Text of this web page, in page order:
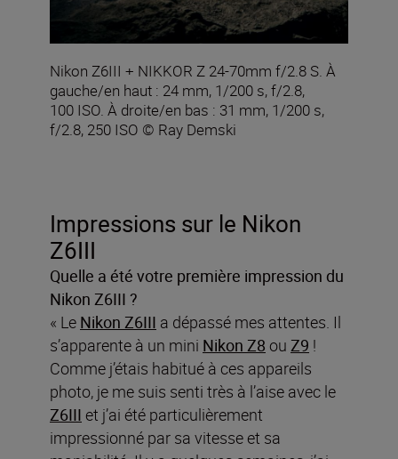
Nikon Z6III + NIKKOR Z 24-70mm f/2.8 S. À
gauche/en haut : 24 mm, 1/200 s, f/2.8,
100 ISO. À droite/en bas : 31 mm, 1/200 s,
f/2.8, 250 ISO © Ray Demski
Impressions sur le Nikon
Z6III
Quelle a été votre première impression du
Nikon Z6III ?
« Le Nikon Z6III a dépassé mes attentes. Il
s’apparente à un mini Nikon Z8 ou Z9 !
Comme j’étais habitué à ces appareils
photo, je me suis senti très à l’aise avec le
Z6III et j’ai été particulièrement
impressionné par sa vitesse et sa